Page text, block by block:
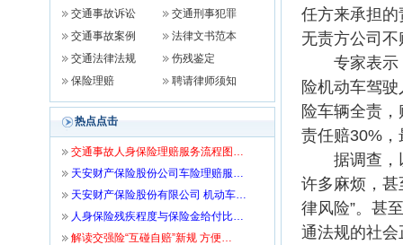
交通事故诉讼
交通刑事犯罪
交通事故案例
法律文书范本
交通法律法规
伤残鉴定
保险理赔
聘请律师须知
热点点击
交通事故人身保险理赔服务流程图…
天安财产保险股份公司车险理赔服…
天安财产保险股份有限公司 机动车…
人身保险残疾程度与保险金给付比…
解读交强险“互碰自赔”新规 方便…
任方来承担
无责方公司
专家表示，
险机动车驾
险车辆全责
责任赔30%
据调查，以
许多麻烦，
律风险”。甚
通法规的社会